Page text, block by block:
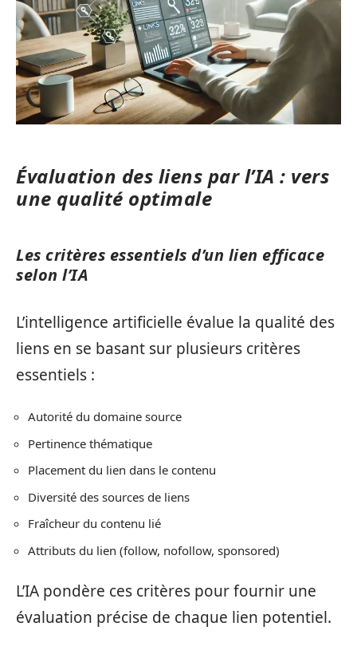
Évaluation des liens par l’IA : vers
une qualité optimale
Les critères essentiels d’un lien efficace
selon l’IA
L’intelligence artificielle évalue la qualité des
liens en se basant sur plusieurs critères
essentiels :
Autorité du domaine source
Pertinence thématique
Placement du lien dans le contenu
Diversité des sources de liens
Fraîcheur du contenu lié
Attributs du lien (follow, nofollow, sponsored)
L’IA pondère ces critères pour fournir une
évaluation précise de chaque lien potentiel.